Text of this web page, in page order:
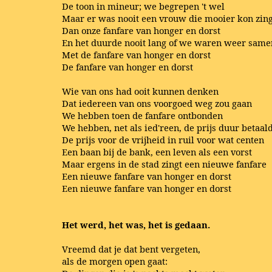
De toon in mineur; we begrepen 't wel
Maar er was nooit een vrouw die mooier kon
Dan onze fanfare van honger en dorst
En het duurde nooit lang of we waren weer
Met de fanfare van honger en dorst
De fanfare van honger en dorst
Wie van ons had ooit kunnen denken
Dat iedereen van ons voorgoed weg zou gaan
We hebben toen de fanfare ontbonden
We hebben, net als ied'reen, de prijs duur
De prijs voor de vrijheid in ruil voor wat centen
Een baan bij de bank, een leven als een vorst
Maar ergens in de stad zingt een nieuwe fanfare
Een nieuwe fanfare van honger en dorst
Een nieuwe fanfare van honger en dorst
Het werd, het was, het is gedaan.
Vreemd dat je dat bent vergeten,
als de morgen open gaat: